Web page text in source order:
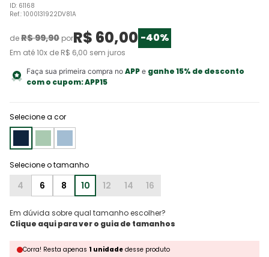
ID: 61168
Ref.: 1000131922DV81A
deR$99,90 porR$ 60,00 -40%
Em até10x de R$ 6,00 sem juros
Faça sua primeira compra no APPe ganhe 15% de desconto
com o cupom:APP15
Selecione a cor
4 6 8 10 12 14 16
Em dúvida sobre qual tamanho escolher?
Corra! Resta apenas 1 unidade desse produto